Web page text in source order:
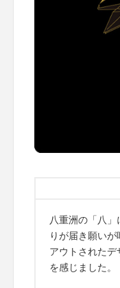
八重洲の「八
りが届き願い
アウトされたデ
を感じました。